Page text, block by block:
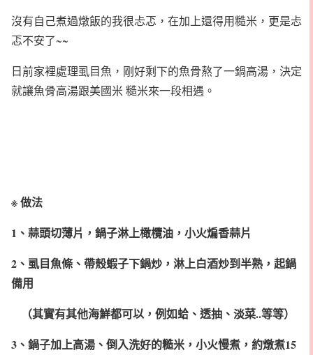
沒有自己煮過燉飯的我很忐忑，在加上還得用糙米，更是忐
忑不安了~~
日前家裡處理虱目魚，剛好剩下的魚骨熬了一鍋高湯，決定
就讓魚骨高湯跟美國米 糙米來一段相遇。
※ 做法
1、蒜頭切薄片，鍋子淋上橄欖油，小火煸香蒜片
2、虱目魚條、帶殼蝦子下鍋炒，淋上白酒炒到半熟，起鍋
備用
（其實有其他海鮮都可以，例如蛤、透抽、淡菜..等等）
3、鍋子加上高湯、倒入洗好的糙米，小火慢煮，約燉煮15